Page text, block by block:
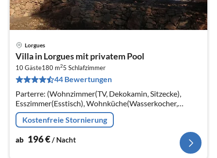
Lorgues
Villa in Lorgues mit privatem Pool
10 Gäste180 m25 Schlafzimmer
44 Bewertungen
Parterre: (Wohnzimmer(TV, Dekokamin, Sitzecke),
Esszimmer(Esstisch), Wohnküche(Wasserkocher,
Toaster, Kochherd, Kaffeemaschine, Backofen,
Mikrowelle, Spülmaschine, Kühl-/Gefrierkom...
Kostenfreie Stornierung
ab 196€/ Nacht